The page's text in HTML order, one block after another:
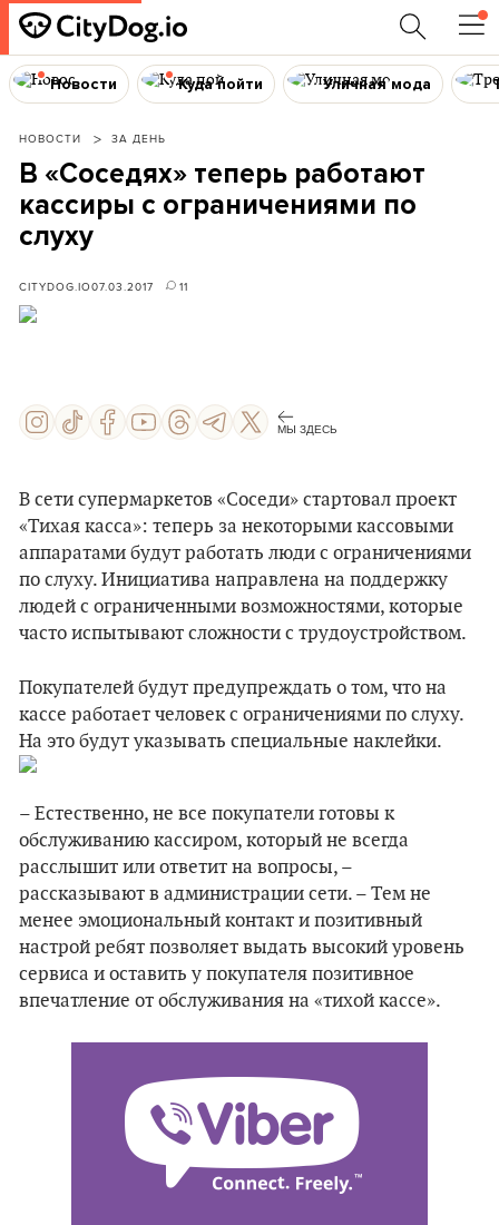
Новости Куда пойти Уличная мода
НОВОСТИ ЗА ДЕНЬ
В «Соседях» теперь работают
кассиры с ограничениями по
слуху
CITYDOG.IO07.03.2017 11
МЫ ЗДЕСЬ
В сети супермаркетов «Соседи» стартовал проект
«Тихая касса»: теперь за некоторыми кассовыми
аппаратами будут работать люди с ограничениями
по слуху. Инициатива направлена на поддержку
людей с ограниченными возможностями, которые
часто испытывают сложности с трудоустройством.
Покупателей будут предупреждать о том, что на
кассе работает человек с ограничениями по слуху.
На это будут указывать специальные наклейки.
– Естественно, не все покупатели готовы к
обслуживанию кассиром, который не всегда
расслышит или ответит на вопросы, –
рассказывают в администрации сети. – Тем не
менее эмоциональный контакт и позитивный
настрой ребят позволяет выдать высокий уровень
сервиса и оставить у покупателя позитивное
впечатление от обслуживания на «тихой кассе».